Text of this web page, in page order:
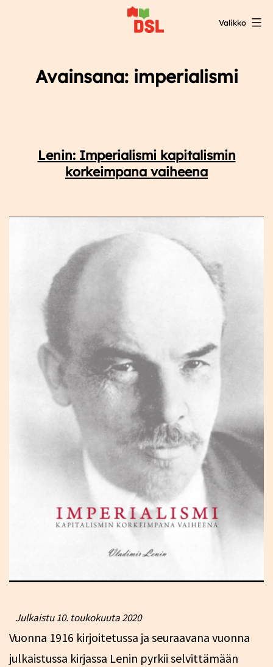
Valikko
Avainsana: imperialismi
Lenin: Imperialismi kapitalismin
korkeimpana vaiheena
Julkaistu10. toukokuuta 2020
Vuonna 1916 kirjoitetussa ja seuraavana vuonna
julkaistussa kirjassa Lenin pyrkii selvittämään